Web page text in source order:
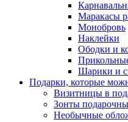
Маракасы
Монобровь
Наклейки
Ободки и
Шарики и
Подарки, которые
Визитницы в
Зонты
Необычные